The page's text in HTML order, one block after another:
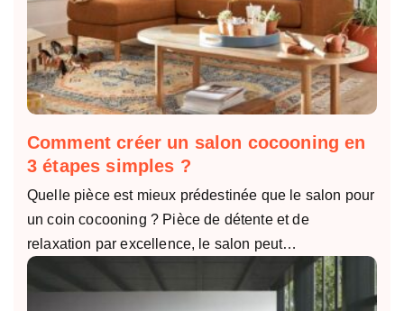
Comment créer un salon cocooning en
3 étapes simples ?
Quelle pièce est mieux prédestinée que le salon pour
un coin cocooning ? Pièce de détente et de
relaxation par excellence, le salon peut…